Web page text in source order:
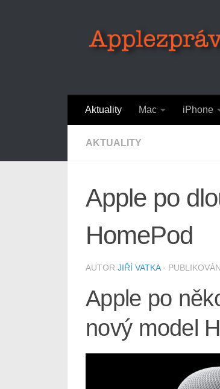
Aktuality Mac iPhone
AKTUALITY
Apple po
HomePod
AUTOR JIŘÍ VATKA ·
Apple po
nový model